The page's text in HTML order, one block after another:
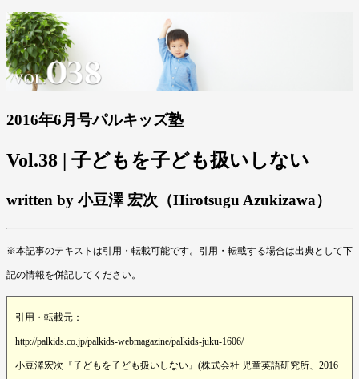
2016年6月号パルキッズ塾
Vol.38 | 子どもを子ども扱いしない
written by 小豆澤 宏次（Hirotsugu Azukizawa）
※本記事のテキストは引用・転載可能です。引用・転載する場合は出典として下
記の情報を併記してください。
引用・転載元：
http://palkids.co.jp/palkids-webmagazine/palkids-juku-1606/
小豆澤宏次『子どもを子ども扱いしない』(株式会社 児童英語研究所、2016